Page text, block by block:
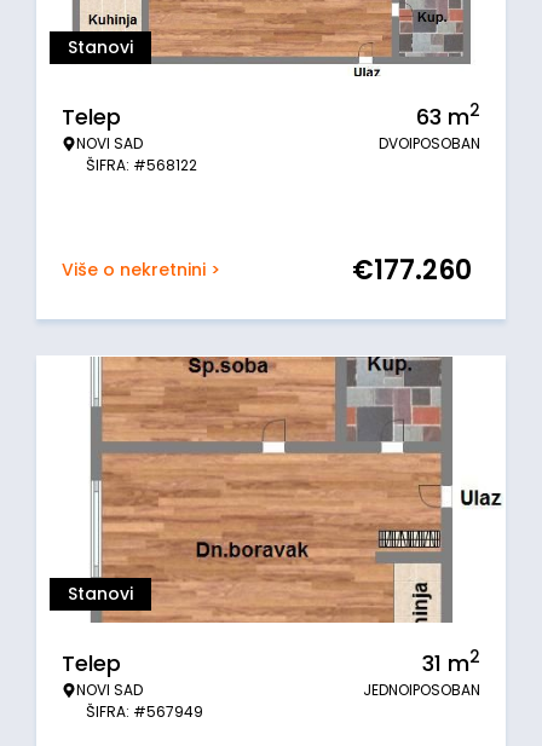
Stanovi
Telep
NOVI SAD
ŠIFRA: #568122
63 m2
DVOIPOSOBAN
Više o nekretnini > €177.260
Stanovi
Telep
NOVI SAD
ŠIFRA: #567949
31 m2
JEDNOIPOSOBAN